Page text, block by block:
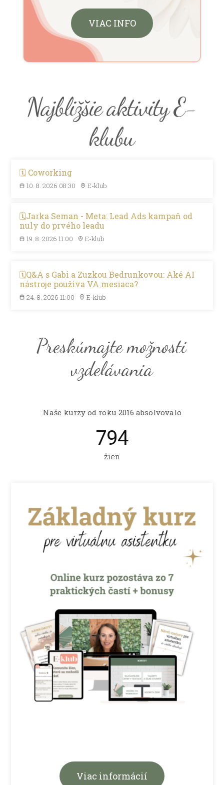
VIAC INFO
Najbližšie aktivity E-
klubu
🗓️ Coworking
10. 8. 2026 08:30 E-klub
🗓️Jarka Seman - Meta: Lead Ads kampaň od
nuly do prvého leadu
19. 8. 2026 11:00 E-klub
🗓️Q&A s Gabi a Zuzkou Bedrunkovou: Aké AI
nástroje používa VA mesiaca?
24. 8. 2026 11:00 E-klub
Preskúmajte možnosti
vzdelávania
Naše kurzy od roku 2016 absolvovalo
794
žien
Viac informácií